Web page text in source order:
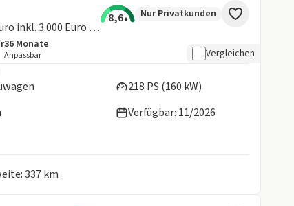
Titanium 🔋BEV 70 KWh⚡ **ab 299 Euro inkl. 3.000 Euro E-Prämie💰
8,6 Nur Privatkunden
Laufzeit
36 Monate
Anpassbar Vergleichen
218 PS (160 kW)
Verfügbar: 11/2026
337 km